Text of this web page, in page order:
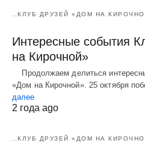
..КЛУБ ДРУЗЕЙ «ДОМ НА
Интересные события
на Кирочной»
Продолжаем делиться
«Дом на Кирочной». 25 октября
далее
2 года ago
..КЛУБ ДРУЗЕЙ «ДОМ НА